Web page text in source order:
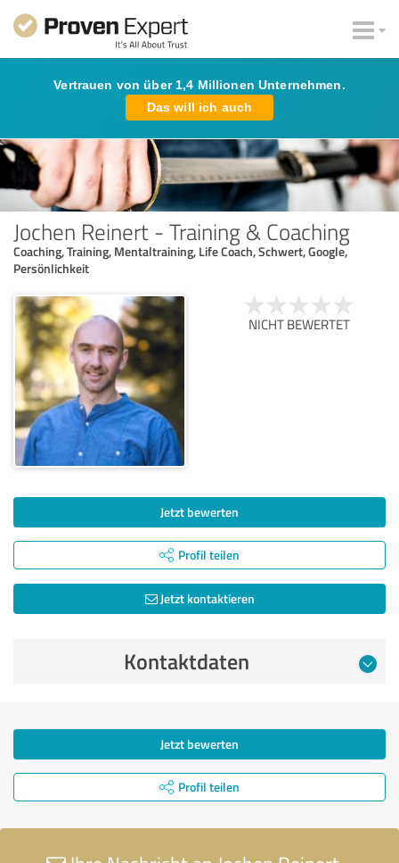
Vertrauen von über 1,4 Millionen Unternehmen.
Das will ich auch
Jochen Reinert - Training & Coaching
Coaching, Training, Mentaltraining, Life Coach, Schwert, Google,
Persönlichkeit
NICHT BEWERTET
Jetzt bewerten
Profil teilen
Jetzt kontaktieren
Kontaktdaten
Jetzt bewerten
Profil teilen